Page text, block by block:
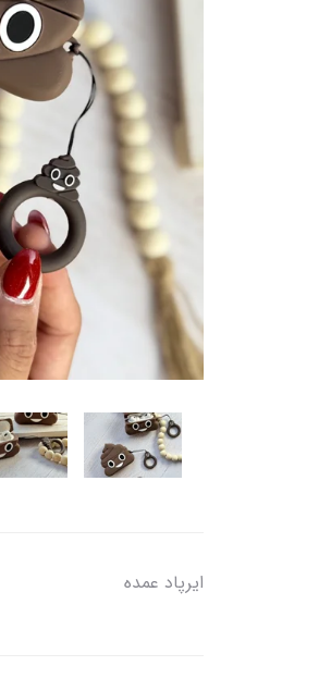
ایرپاد عمده